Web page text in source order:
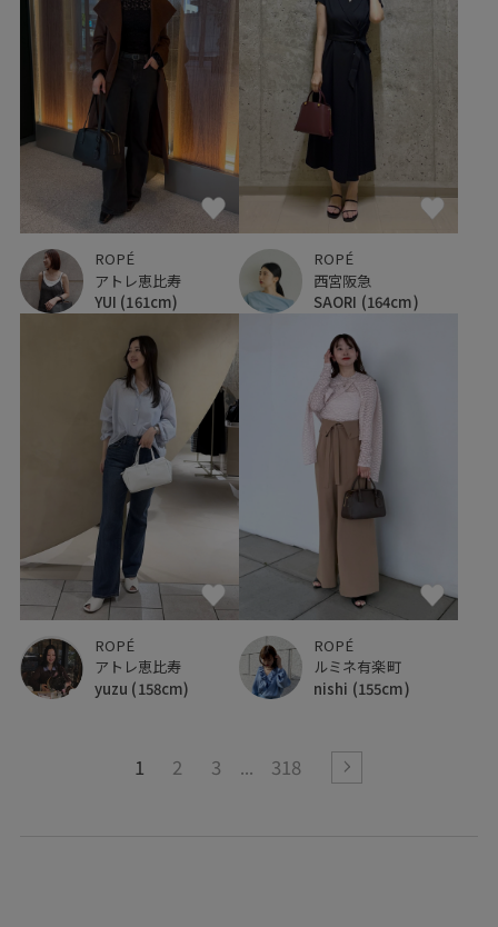
ROPÉ
アトレ恵比寿
YUI (161cm)
ROPÉ
西宮阪急
SAORI (164cm)
ROPÉ
アトレ恵比寿
yuzu (158cm)
ROPÉ
ルミネ有楽町
nishi (155cm)
1 2 3 318